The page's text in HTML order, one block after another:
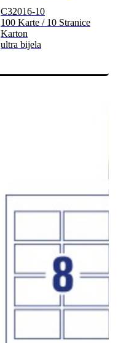
C32016-10
100 Karte / 10 Stranice
Karton
ultra bijela